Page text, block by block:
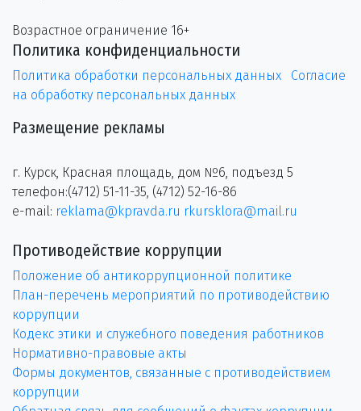
Возрастное ограничение 16+
Политика конфиденциальности
Политика обработки персональных данных
Согласие
на обработку персональных данных
Размещение рекламы
г. Курск, Красная площадь, дом №6, подъезд 5
телефон:(4712) 51-11-35, (4712) 52-16-86
e-mail: reklama@kpravda.ru rkursklora@mail.ru
Противодействие коррупции
Положение об антикоррупционной политике
План-перечень мероприятий по противодействию
коррупции
Кодекс этики и служебного поведения работников
Нормативно-правовые акты
Формы документов, связанные с противодействием
коррупции